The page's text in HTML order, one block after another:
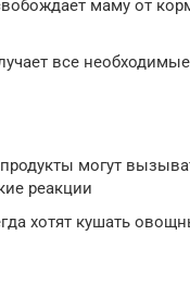
маму от
все
могут
реакции
хотят кушать